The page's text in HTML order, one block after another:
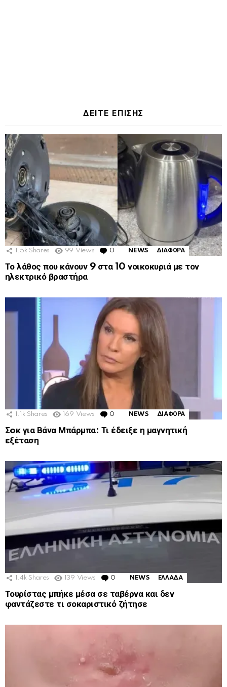
ΔΕΙΤΕ ΕΠΙΣΗΣ
1.5k Shares 99 Views 0 Comments
NEWS ΔΙΑΦΟΡΑ
Το λάθος που κάνουν 9 στα 10 νοικοκυριά με τον
ηλεκτρικό βραστήρα
1.1k Shares 169 Views 0 Comments
NEWS ΔΙΑΦΟΡΑ
Σoκ για Βάνα Μπάρμπα: Τι έδειξε η μαγνητική
εξέταση
1.4k Shares 139 Views 0 Comments
NEWS ΕΛΛΑΔΑ
Τουρίστας μπήκε μέσα σε ταβέρνα και δεν
φαντάζεστε τι σοκαριστικό ζήτησε